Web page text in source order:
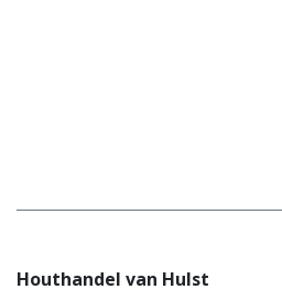
Houthandel van Hulst